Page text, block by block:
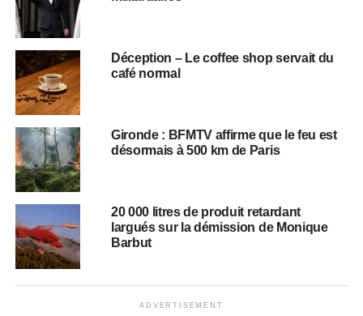
Déception – Le coffee shop servait du
café normal
Gironde : BFMTV affirme que le feu est
désormais à 500 km de Paris
20 000 litres de produit retardant
largués sur la démission de Monique
Barbut
ADVERTISEMENT